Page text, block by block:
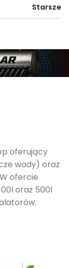
Starsze
oferujący
wody) oraz
ofercie
oraz 500l